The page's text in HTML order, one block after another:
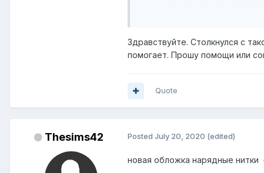
откатить систему
в свойствах
Здравствуйте. Столкнулся с
помогает. Прошу помощи или
Quote
Thesims42 Posted July 20, 2020 (edited)
новая обложка нарядные нитки